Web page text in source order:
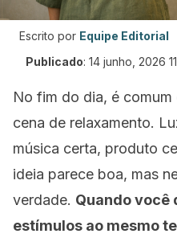
Escrito por Equipe Editorial
Publicado: 14 junho, 2026
No fim do dia, é
cena de relaxamento.
música certa, produto
ideia parece boa, mas
verdade. Quando você
estímulos ao mesmo